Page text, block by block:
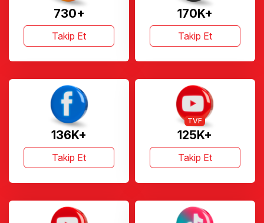
730+
Takip Et
170K+
Takip Et
136K+
Takip Et
125K+
TVF
Takip Et